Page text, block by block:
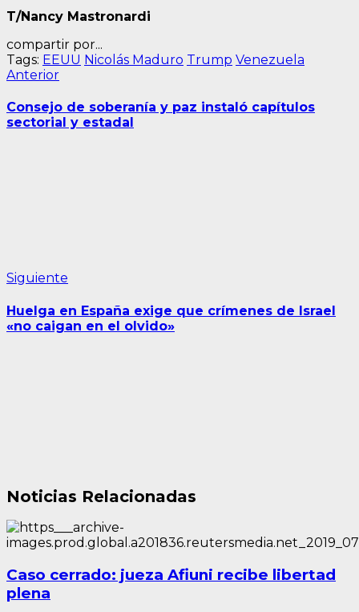
T/Nancy Mastronardi
compartir por...
Tags: EEUU Nicolás Maduro Trump Venezuela
Navegación
de
entradas
AnteriorEntrada
Consejo de soberanía y paz instaló capítulos
sectorial y estadal
Siguiente
Huelga en España exige que crímenes de Israel
«no caigan en el olvido»
Noticias Relacionadas
Caso cerrado: jueza Afiuni recibe libertad
plena